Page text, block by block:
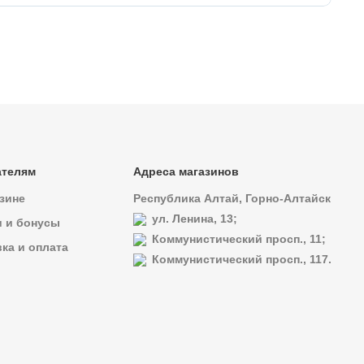
и бонусы
и оплата
Адреса магазинов
Республика Алтай, Горно-Алтайск
ул. Ленина, 13;
Коммунистический просп., 11;
Коммунистический просп., 117.